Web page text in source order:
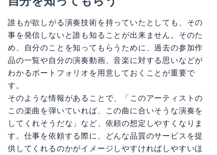
誰もが欲しがる演奏技術を持っていたとしても、その
事を発信しないと誰も知ることが出来ません。そのた
め、自分のことを知ってもらうために、過去の参加作
品の一覧や自分の演奏動画、音楽に対する思いなどが
わかるポートフォリオを用意しておくことが重要で
す。
そのような情報があることで、「このアーティストの
この楽曲を弾いていれば、この曲に合いそうな演奏を
してくれそうだな」など、依頼の想定しやすくなりま
す。仕事を依頼する際に、どんな品質のサービスを提
供してくれるのかがイメージしやすければしやすいほ